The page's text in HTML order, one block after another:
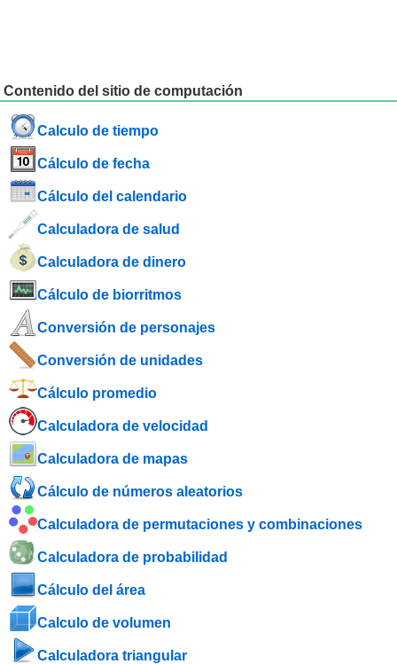
Contenido del sitio de computación
Calculo de tiempo
Cálculo de fecha
Cálculo del calendario
Calculadora de salud
Calculadora de dinero
Cálculo de biorritmos
Conversión de personajes
Conversión de unidades
Cálculo promedio
Calculadora de velocidad
Calculadora de mapas
Cálculo de números aleatorios
Calculadora de permutaciones y combinaciones
Calculadora de probabilidad
Cálculo del área
Calculo de volumen
Calculadora triangular